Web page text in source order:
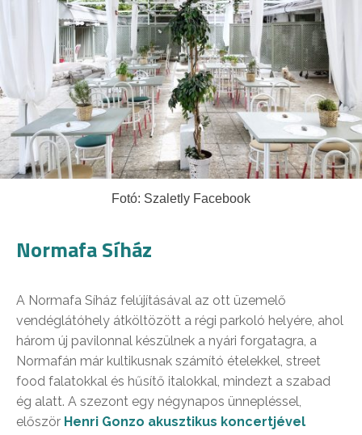
Fotó: Szaletly Facebook
Normafa Síház
A Normafa Síház felújításával az ott üzemelő
vendéglátóhely átköltözött a régi parkoló helyére, ahol
három új pavilonnal készülnek a nyári forgatagra, a
Normafán már kultikusnak számító ételekkel, street
food falatokkal és hűsítő italokkal, mindezt a szabad
ég alatt. A szezont egy négynapos ünnepléssel,
először Henri Gonzo akusztikus koncertjével